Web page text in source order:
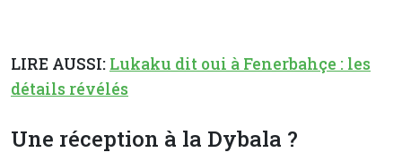
LIRE AUSSI: Lukaku dit oui à Fenerbahçe : les
détails révélés
Une réception à la Dybala ?